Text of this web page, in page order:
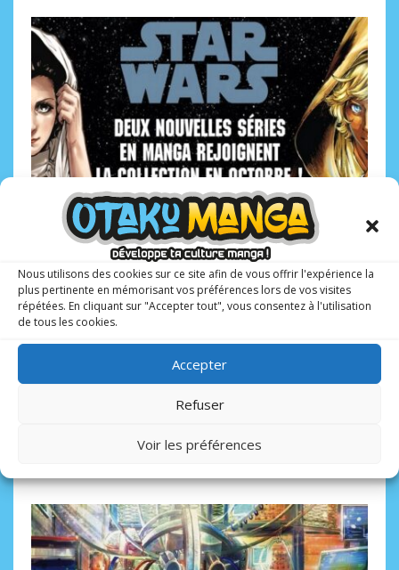
Nous utilisons des cookies sur ce site afin de vous offrir l'expérience la
plus pertinente en mémorisant vos préférences lors de vos visites
répétées. En cliquant sur "Accepter tout", vous consentez à l'utilisation
de tous les cookies.
Accepter
Refuser
Voir les préférences
Deux nouvelles séries manga Star Wars !
Pour les fans de la saga Star Wars, deux nouvelles séries
manga se lancent aux éditions Nobi Nobi avec deux
personnages emblématiques : Princesse Leia et Luke
Skywalker. Que la force